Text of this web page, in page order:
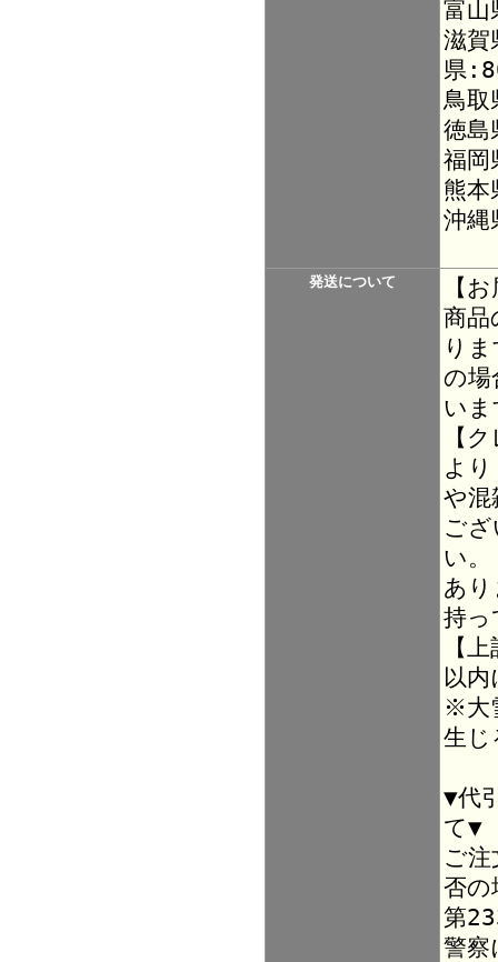
富
滋
県
鳥
徳
福
熊
沖縄
発送について
【
商品
り
の場
い
【
よ
や混
ご
い
あ
持っ
【
以内
※大
生じ
▼代
て▼
ご
否の
第
警察